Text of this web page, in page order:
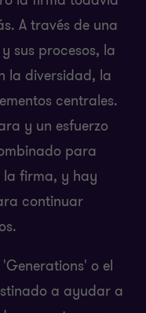
A través de una
sus procesos, la
la diversidad, la
centrales.
y un esfuerzo
para
la firma, y hay
continuar
o el
a ayudar a